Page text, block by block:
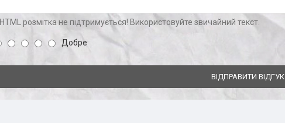
HTML розмітка не підтримується! Використовуйте звичайний текст.
Добре
ВІДПРАВИТИ ВІДГУК